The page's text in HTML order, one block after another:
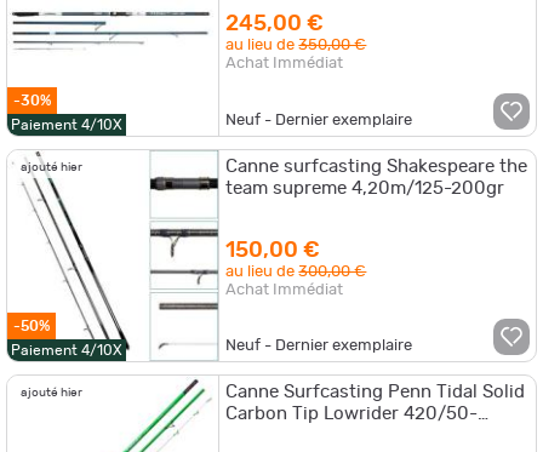
-30%
Paiement 4/10X
245,00 €
au lieu de350,00 €
Achat Immédiat
Neuf - Dernier exemplaire
ajouté hier
-50%
Paiement 4/10X
Canne surfcasting Shakespeare the
team supreme 4,20m/125-200gr
150,00 €
au lieu de300,00 €
Achat Immédiat
Neuf - Dernier exemplaire
ajouté hier
Canne Surfcasting Penn Tidal Solid
Carbon Tip Lowrider 420/50-